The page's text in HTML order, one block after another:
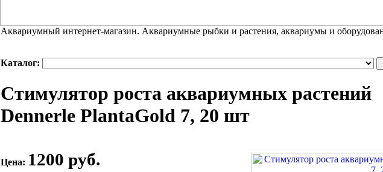
Аквариумный интернет-магазин. Аквариумные рыбки и растения, аквариумы и
Каталог:
Стимулятор роста аквариумных растений
Dennerle PlantaGold 7, 20 шт
Цена: 1200 руб.